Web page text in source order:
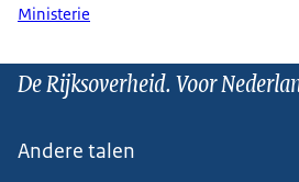
Ministerie
De Rijksoverheid. Voor
Andere talen